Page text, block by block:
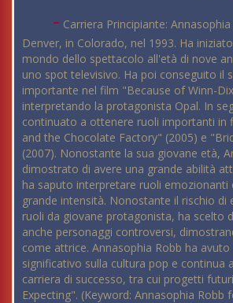
- Carriera Principiante:
Denver, in Colorado, nel 1993. Ha
mondo dello spettacolo all'età di nove
uno spot televisivo. Ha poi conseguito il
importante nel film "Because of Winn-
interpretando la protagonista Opal. In
continuato a ottenere ruoli importanti in
and the Chocolate Factory" (2005) e
(2007). Nonostante la sua giovane età,
dimostrato di avere una grande abilità
ha saputo interpretare ruoli emozionanti
grande intensità. Nonostante il rischio di
ruoli da giovane protagonista, ha scelto
anche personaggi controversi,
come attrice. Annasophia Robb ha
significativo sulla cultura pop e continua
carriera di successo, tra cui progetti
Expecting". (Keyword: Annasophia Robb